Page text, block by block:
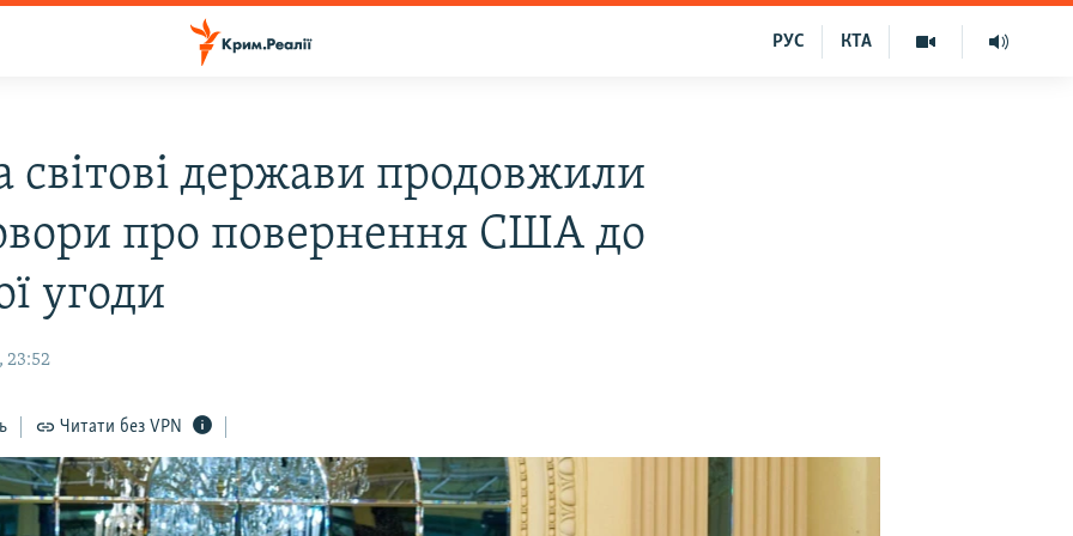
КТА
РУС
світові держави продовжили
про повернення США до
угоди
23:52
Читати без VPN